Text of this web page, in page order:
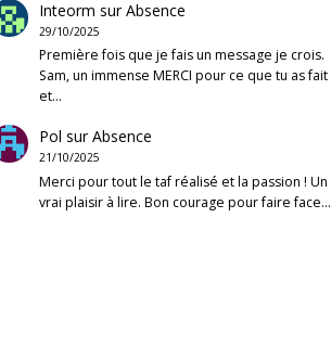
Inteorm surAbsence
29/10/2025
Première fois que je fais un message je crois.
Sam, un immense MERCI pour ce que tu as fait
et…
Pol surAbsence
21/10/2025
Merci pour tout le taf réalisé et la passion ! Un
vrai plaisir à lire. Bon courage pour faire face…